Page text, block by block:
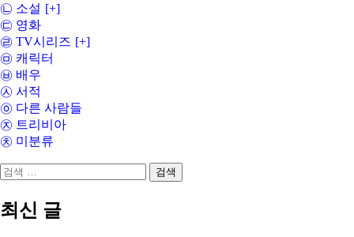
㉡ 소설 [+]
㉢ 영화
㉣ TV시리즈 [+]
㉤ 캐릭터
㉥ 배우
㉦ 서적
㉧ 다른 사람들
㉨ 트리비아
㉩ 미분류
검
최신 글